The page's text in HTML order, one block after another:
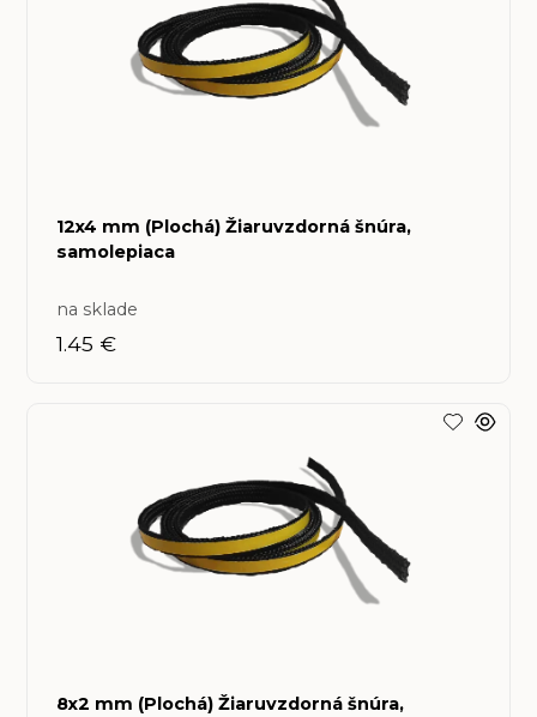
12x4 mm (Plochá) Žiaruvzdorná šnúra,
samolepiaca
na sklade
1.45 €
8x2 mm (Plochá) Žiaruvzdorná šnúra,